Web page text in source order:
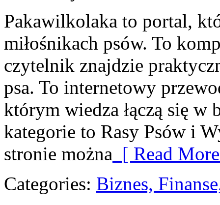
Pakawilkolaka to portal,
miłośnikach psów. To
czytelnik znajdzie
psa. To internetowy
którym wiedza łączą się w
kategorie to Rasy Psów i
stronie można [ Read
Categories: Biznes,